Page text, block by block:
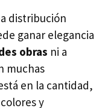
distribución
ganar elegancia
obras ni a
muchas
en la cantidad,
y